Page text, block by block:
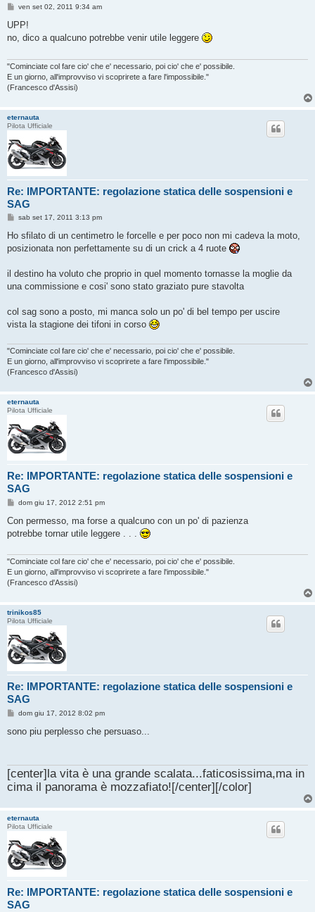
M
s
a
i
ven set 02, 2011 9:34 am
UPP!
no, dico a qualcuno potrebbe venir utile leggere
"Cominciate col fare cio' che e' necessario, poi cio' che e' possibile.
E un giorno, all'improvviso vi scoprirete a fare l'impossibile."
(Francesco d'Assisi)
eternauta
Pilota Ufficiale
Re: IMPORTANTE: regolazione statica delle sospensioni e
SAG
M
s
a
i
o
sab set 17, 2011 3:13 pm
Ho sfilato di un centimetro le forcelle e per poco non mi cadeva la moto,
posizionata non perfettamente su di un crick a 4 ruote
il destino ha voluto che proprio in quel momento tornasse la moglie da
una commissione e cosi' sono stato graziato pure stavolta
col sag sono a posto, mi manca solo un po' di bel tempo per uscire
vista la stagione dei tifoni in corso
"Cominciate col fare cio' che e' necessario, poi cio' che e' possibile.
E un giorno, all'improvviso vi scoprirete a fare l'impossibile."
(Francesco d'Assisi)
eternauta
Pilota Ufficiale
Re: IMPORTANTE: regolazione statica delle sospensioni e
SAG
M
s
a
i
o
dom giu 17, 2012 2:51 pm
Con permesso, ma forse a qualcuno con un po' di pazienza
potrebbe tornar utile leggere . . .
"Cominciate col fare cio' che e' necessario, poi cio' che e' possibile.
E un giorno, all'improvviso vi scoprirete a fare l'impossibile."
(Francesco d'Assisi)
trinikos85
Pilota Ufficiale
Re: IMPORTANTE: regolazione statica delle sospensioni e
SAG
M
s
i
o
dom giu 17, 2012 8:02 pm
sono piu perplesso che persuaso...
[center]la vita è una grande scalata...faticosissima,ma in
cima il panorama è mozzafiato![/center][/color]
eternauta
Pilota Ufficiale
Re: IMPORTANTE: regolazione statica delle sospensioni e
SAG